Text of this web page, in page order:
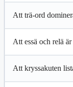
Att trä-ord
Att essä och relä
Att kryssakuten